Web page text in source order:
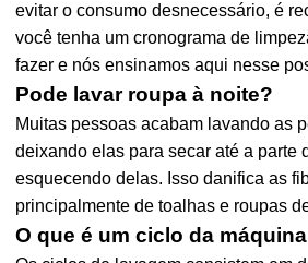
evitar o consumo desnecessário, é
você tenha um cronograma de
fazer e nós ensinamos aqui nesse
Pode lavar roupa à noite?
Muitas pessoas acabam lavando as
deixando elas para secar até a parte
esquecendo delas. Isso danifica as
principalmente de toalhas e roupas
O que é um ciclo da